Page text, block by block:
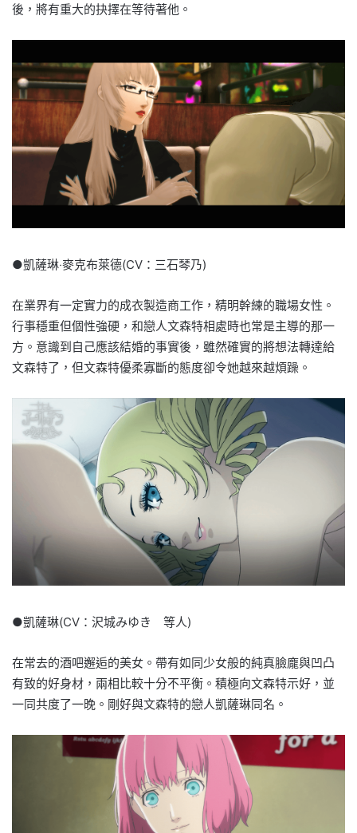
後，將有重大的抉擇在等待著他。
●凱薩琳‧麥克布萊德(CV：三石琴乃)
在業界有一定實力的成衣製造商工作，精明幹練的職場女性。
行事穩重但個性強硬，和戀人文森特相處時也常是主導的那一
方。意識到自己應該結婚的事實後，雖然確實的將想法轉達給
文森特了，但文森特優柔寡斷的態度卻令她越來越煩躁。
●凱薩琳(CV：沢城みゆき 等人)
在常去的酒吧邂逅的美女。帶有如同少女般的純真臉龐與凹凸
有致的好身材，兩相比較十分不平衡。積極向文森特示好，並
一同共度了一晚。剛好與文森特的戀人凱薩琳同名。